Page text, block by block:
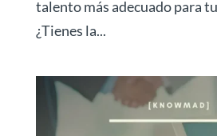
talento más adecuado para
¿Tienes la...